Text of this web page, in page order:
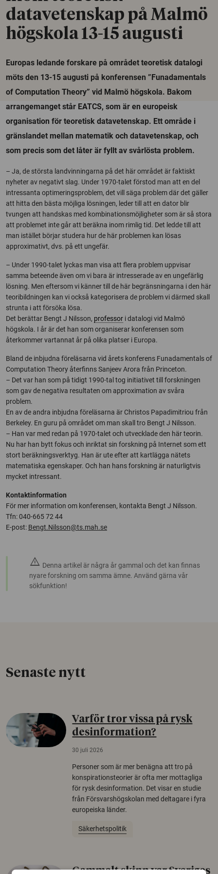
datavetenskap på Malmö
högskola 13-15 augusti
Europas ledande forskare på området teoretisk datalogi
möts den 13-15 augusti på konferensen ”Funadamentals
of Computation Theory” vid Malmö högskola. Bakom
arrangemanget står EATCS, som är en europeisk
organisation för teoretisk datavetenskap. Ett område i
gränslandet mellan matematik och datavetenskap, och
som precis som det låter är fyllt av svårlösta problem.
– Ja, de största landvinningarna på det här området är faktiskt
nyheter av negativt slag. Under 1970-talet förstod man att en del
intressanta optimeringsproblem, det vill säga problem där det gäller
att hitta den bästa möjliga lösningen, leder till att en dator blir
tvungen att handskas med kombinationsmöjligheter som är så stora
att problemet inte går att beräkna inom rimlig tid. Det ledde till att
man istället börjar studera hur de här problemen kan lösas
approximativt, dvs. på ett ungefär.
– Under 1990-talet lyckas man visa att flera problem uppvisar
samma beteende även om vi bara är intresserade av en ungefärlig
lösning. Men eftersom vi känner till de här begränsningarna i den här
teoribildningen kan vi också kategorisera de problem vi därmed skall
strunta i att försöka lösa.
Det berättar Bengt J Nilsson, professor i datalogi vid Malmö
högskola. I år är det han som organiserar konferensen som
återkommer vartannat år på olika platser i Europa.
Bland de inbjudna föreläsarna vid årets konferens Funadamentals of
Computation Theory återfinns Sanjeev Arora från Princeton.
– Det var han som på tidigt 1990-tal tog initiativet till forskningen
som gav de negativa resultaten om approximation av svåra
problem.
En av de andra inbjudna föreläsarna är Christos Papadimitriou från
Berkeley. En guru på området om man skall tro Bengt J Nilsson.
– Han var med redan på 1970-talet och utvecklade den här teorin.
Nu har han bytt fokus och inriktat sin forskning på Internet som ett
stort beräkningsverktyg. Han är ute efter att kartlägga nätets
matematiska egenskaper. Och han hans forskning är naturligtvis
mycket intressant.
Kontaktinformation
För mer information om konferensen, kontakta Bengt J Nilsson.
Tfn: 040-665 72 44
E-post: Bengt.Nilsson@ts.mah.se
warning Denna artikel är några år gammal och det kan finnas
nyare forskning om samma ämne. Använd gärna vår
sökfunktion!
Senaste nytt
Varför tror vissa på rysk
desinformation?
30 juli 2026
Personer som är mer benägna att tro på
konspirationsteorier är ofta mer mottagliga
för rysk desinformation. Det visar en studie
från Försvarshögskolan med deltagare i fyra
europeiska länder.
Säkerhetspolitik
Gammalt skinn var Sveriges